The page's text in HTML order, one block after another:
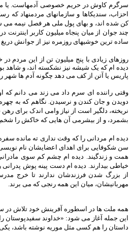
سرگرم کاوش در حریم خصوصی آدمهاست. یا
احزاب، سندیکاها و سازمانهای مردمنهاد که
کن شده اند، و بهای پول ملی هر فصل نیمه
چند جوان از میان پنجاه میلیون کاربر
ساده ترین خوشیهای روزمره نیز از جوانش
روزهای زیادی با پنج میلیون تن از این مردم
دیده ام که یک شیشه نیز نشکسته اند، و شاهد
پاریس یا آتن از کف می دهد چگونه آدم ها شهر
وقتی راننده ای سرم داد می زند می دانم
دویدن و جان کندن و نرسیدن. نگاهم که به
نریخته، دلگیر است از نیاز وامی اندک برای
بشمرد، و از بیشرمی آن هایی که خاکش را شخم
دیده ام مردانی را که وقت نداری ته مانده
سن شکوفایی برای اهدای اعضایشان نام نویسی
همت و زندگیند. دیده ام چشم کم سوی
خیاطی بیدارند. دیده ام دست پینه پوش
از بزرگ شدن فرزندشان ندارند تا خرج
مهربانیشان، میان این همه رنجی که می برند.
همه ملت ها در اسطوره آفرینش خود تلاش در
این جمله آغاز می شود: «خداوند سفیدپوستان
داستان را هم کسی مثل موریه نوشته باشد،